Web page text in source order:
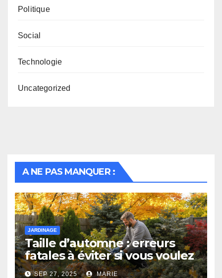
Politique
Social
Technologie
Uncategorized
A NE PAS MANQUER :
JARDINAGE
Taille d’automne : erreurs
fatales à éviter si vous voulez
un beau jardin au printemps
SEP 27, 2025 MARIE